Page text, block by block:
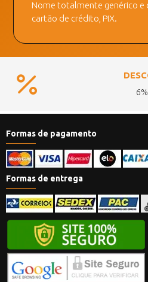
Nome totalmente genérico
cartão de crédito, PIX.
Formas de pagamento
Formas de entrega